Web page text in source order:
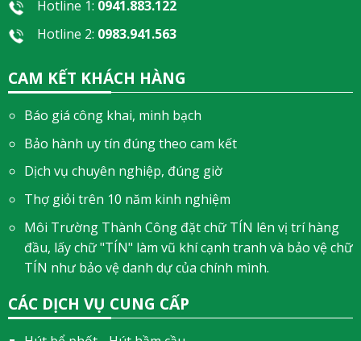
Hotline 1: 0941.883.122
Hotline 2: 0983.941.563
CAM KẾT KHÁCH HÀNG
Báo giá công khai, minh bạch
Bảo hành uy tín đúng theo cam kết
Dịch vụ chuyên nghiệp, đúng giờ
Thợ giỏi trên 10 năm kinh nghiệm
Môi Trường Thành Công đặt chữ TÍN lên vị trí hàng
đầu, lấy chữ "TÍN" làm vũ khí cạnh tranh và bảo vệ chữ
TÍN như bảo vệ danh dự của chính mình.
CÁC DỊCH VỤ CUNG CẤP